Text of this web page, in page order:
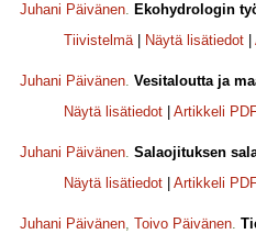
Juhani Päivänen. Ekohydrologin
Tiivistelmä| Näytä lisätiedot
Juhani Päivänen. Vesitaloutta ja
Näytä lisätiedot
Artikkeli
Juhani Päivänen. Salaojituksen
Näytä lisätiedot
Artikkeli
Juhani Päivänen, Toivo Päivänen.